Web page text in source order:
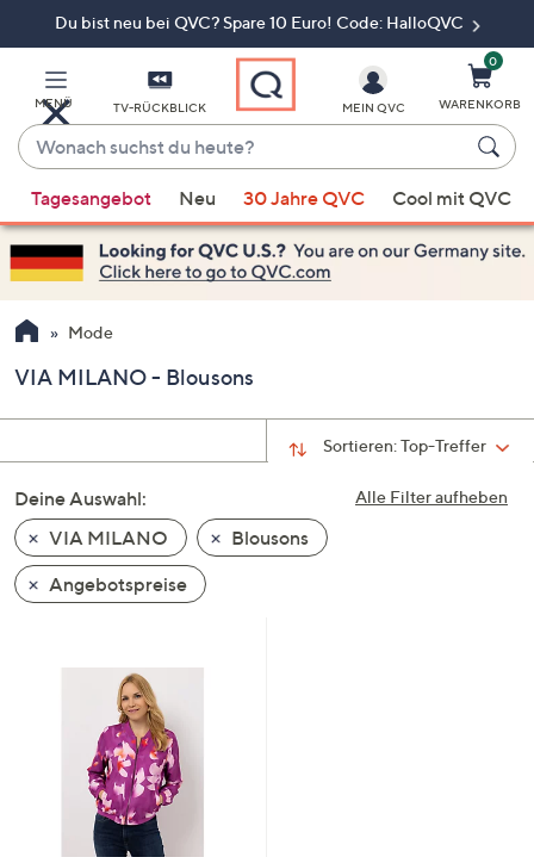
Du bist neu bei QVC? Spare 10 Euro! Code: HalloQVC
MENÜ TV-RÜCKBLICK
Wonach
suchst
du
heute?
Vorschläge
verfügbar
sind,
verwenden
Sie
Pfeiltasten
nach
und
nach
unten
oder
wischen
MEIN QVC
0
WARENKORB
Tagesangebot Neu 30 Jahre QVC Cool mit QVC
Mode
VIA MILANO - Blousons
Sortieren:Top-Treffer
Alle Filter aufheben
Deine Auswahl:
VIA MILANO
Blousons
Angebotspreise